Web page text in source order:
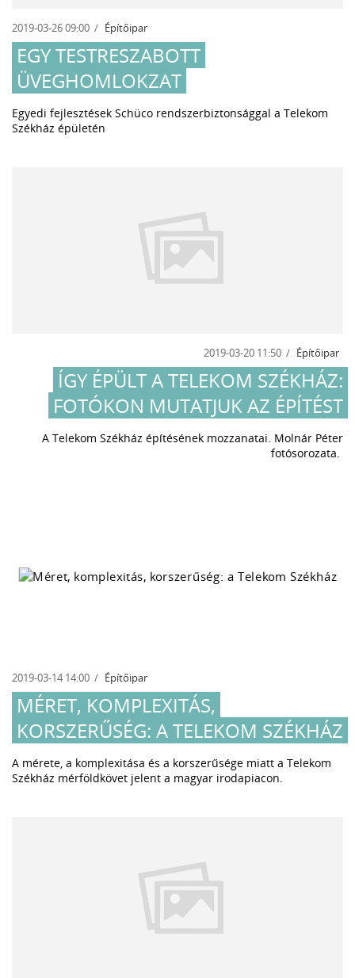
2019-03-26 09:00 Építőipar
EGY TESTRESZABOTT
ÜVEGHOMLOKZAT
Egyedi fejlesztések Schüco rendszerbiztonsággal a Telekom
Székház épületén
2019-03-20 11:50 Építőipar
ÍGY ÉPÜLT A TELEKOM SZÉKHÁZ:
FOTÓKON MUTATJUK AZ ÉPÍTÉST
A Telekom Székház építésének mozzanatai. Molnár Péter
fotósorozata.
2019-03-14 14:00 Építőipar
MÉRET, KOMPLEXITÁS,
KORSZERŰSÉG: A TELEKOM SZÉKHÁZ
A mérete, a komplexitása és a korszerűsége miatt a Telekom
Székház mérföldkövet jelent a magyar irodapiacon.